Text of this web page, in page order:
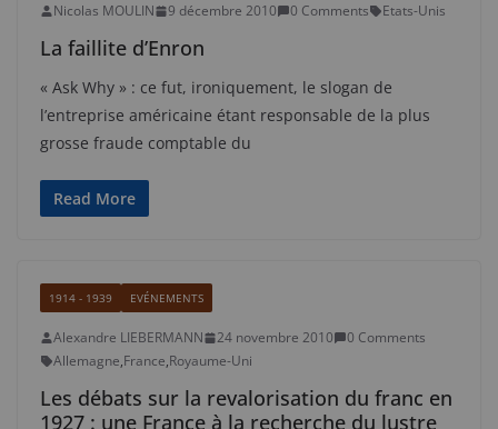
Nicolas MOULIN 9 décembre 2010 0 Comments Etats-Unis
La faillite d’Enron
« Ask Why » : ce fut, ironiquement, le slogan de
l’entreprise américaine étant responsable de la plus
grosse fraude comptable du
Read More
1914 - 1939 EVÉNEMENTS
Alexandre LIEBERMANN 24 novembre 2010
0 Comments
Allemagne,France,Royaume-Uni
Les débats sur la revalorisation du franc en
1927 : une France à la recherche du lustre